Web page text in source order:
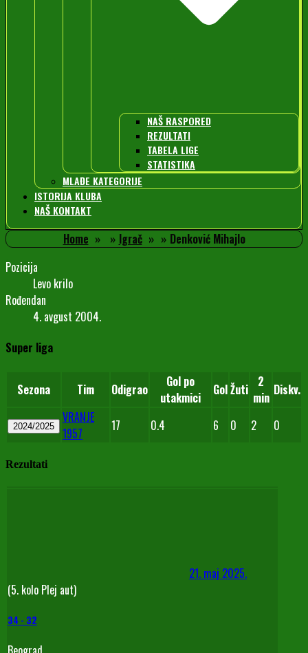
NAŠ RASPORED
REZULTATI
TABELA LIGE
STATISTIKA
MLAĐE KATEGORIJE
ISTORIJA KLUBA
NAŠ KONTAKT
Home Igrač
Denković Mihajlo
Pozicija
Levo krilo
Rođendan
4. avgust 2004.
Super liga
Sezona Tim Odigrao
Gol po
utakmici
GolŽuti
2
min Diskv.
2024/2025
VRANJE
1957
17 0.4 6 0 2 0
Rezultati
21. maj 2025.
(5. kolo Plej aut)
34 - 32